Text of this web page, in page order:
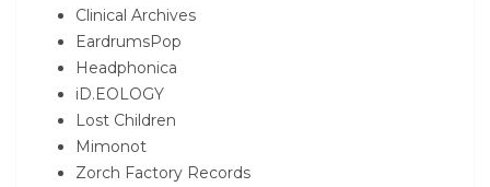
Clinical Archives
EardrumsPop
Headphonica
iD.EOLOGY
Lost Children
Mimonot
Zorch Factory Records